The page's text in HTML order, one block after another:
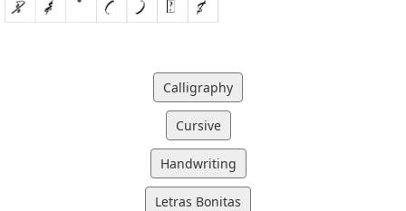
Calligraphy
Cursive
Handwriting
Letras Bonitas